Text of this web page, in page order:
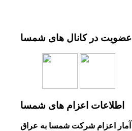
عضویت در کانال های شمسا
اطلاعات اعزام های شمسا
آمار اعزام شرکت شمسا به عراق